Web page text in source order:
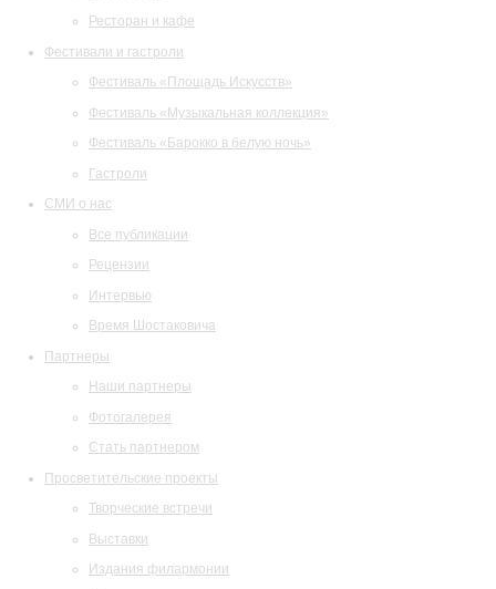
Ресторан и кафе
Фестивали и гастроли
Фестиваль «Площадь Искусств»
Фестиваль «Музыкальная коллекция»
Фестиваль «Барокко в белую ночь»
Гастроли
СМИ о нас
Все публикации
Рецензии
Интервью
Время Шостаковича
Партнеры
Наши партнеры
Фотогалерея
Стать партнером
Просветительские проекты
Творческие встречи
Выставки
Издания филармонии